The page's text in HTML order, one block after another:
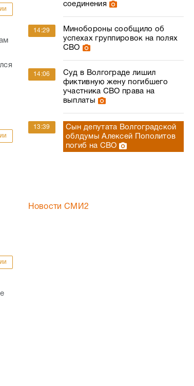
соединения
14:29
Минобороны сообщило об
успехах группировок на полях
СВО
14:06
Суд в Волгограде лишил
фиктивную жену погибшего
участника СВО права на
выплаты
13:39
Сын депутата Волгоградской
облдумы Алексей Пополитов
погиб на СВО
Новости СМИ2